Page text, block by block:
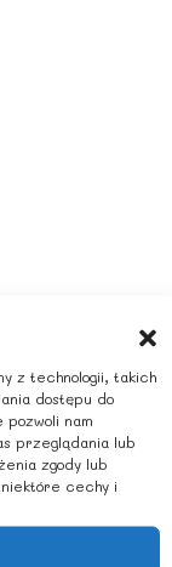
z technologii, takich
dostępu do
nam
przeglądania lub
zgody lub
niektóre cechy i
GLUTEN,
SEZAMU,